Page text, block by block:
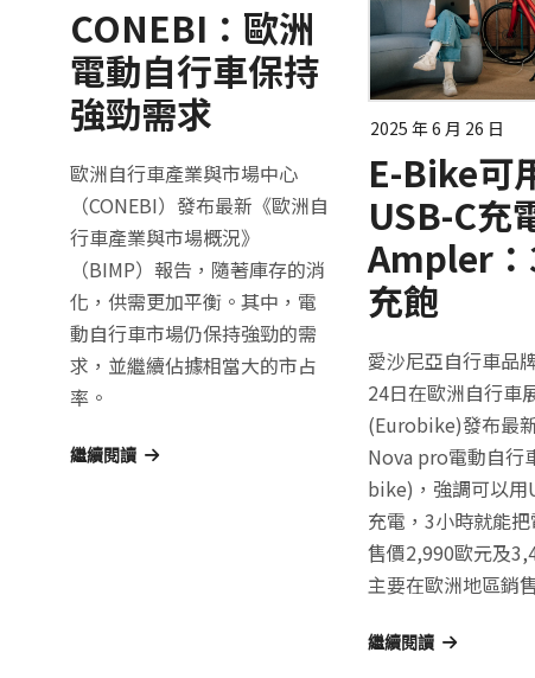
CONEBI：歐洲
電動自行車保持
強勁需求
歐洲自行車產業與市場中心
（CONEBI）發布最新《歐洲自
行車產業與市場概況》
（BIMP）報告，隨著庫存的消
化，供需更加平衡。其中，電
動自行車市場仍保持強勁的需
求，並繼續佔據相當大的市占
率。
繼續閱讀
2025 年 6 月 26 日
E-Bike可
USB-C充
Ampler
充飽
愛沙尼亞自行車品
24日在歐洲自行車
(Eurobike)發布最
Nova pro電動自行
bike)，強調可以用
充電，3小時就能把
售價2,990歐元及
主要在歐洲地區銷
繼續閱讀